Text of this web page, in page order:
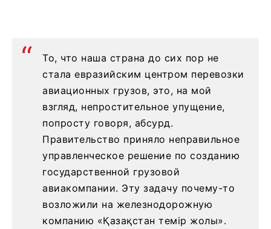
То, что наша страна до сих пор не
стала евразийским центром перевозки
авиационных грузов, это, на мой
взгляд, непростительное упущение,
попросту говоря, абсурд.
Правительство приняло неправильное
управленческое решение по созданию
государственной грузовой
авиакомпании. Эту задачу почему-то
возложили на железнодорожную
компанию «Қазақстан темір жолы».